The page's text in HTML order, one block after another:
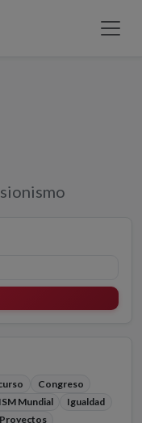
Congreso
Mundial
Igualdad
Proyectos